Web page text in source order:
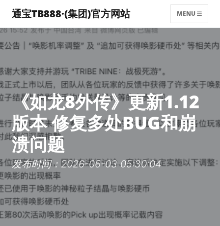
通宝TB888·(集团)官方网站 MENU
《如龙8外传》更新1.12
版本 修复多处BUG和崩
溃问题
发布时间：2026-06-03 05:30:04